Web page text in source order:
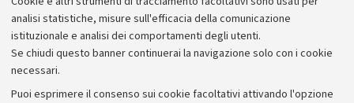
analisi statistiche, misure sull'efficacia della comunicazione
istituzionale e analisi dei comportamenti degli utenti.
Se chiudi questo banner continuerai la navigazione solo con i cookie
necessari.
Puoi esprimere il consenso sui cookie facoltativi attivando l'opzione
Archivio